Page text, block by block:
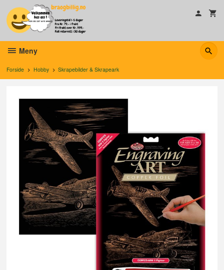
innholdet
Meny
Forside Hobby Skrapebilder & Skrapeark